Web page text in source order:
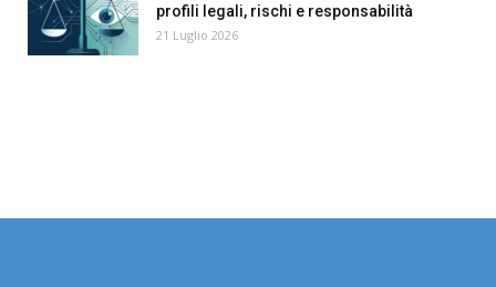
profili legali, rischi e responsabilità
21 Luglio 2026